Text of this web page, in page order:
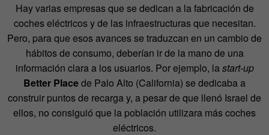
Hay varias empresas que se dedican a la fabricación de
coches eléctricos y de las infraestructuras que necesitan.
Pero, para que esos avances se traduzcan en un cambio de
hábitos de consumo, deberían ir de la mano de una
información clara a los usuarios. Por ejemplo, lastart-up
Better Placede Palo Alto (California) se dedicaba a
construir puntos de recarga y, a pesar de que llenó Israel de
ellos, no consiguió que la población utilizara más coches
eléctricos.